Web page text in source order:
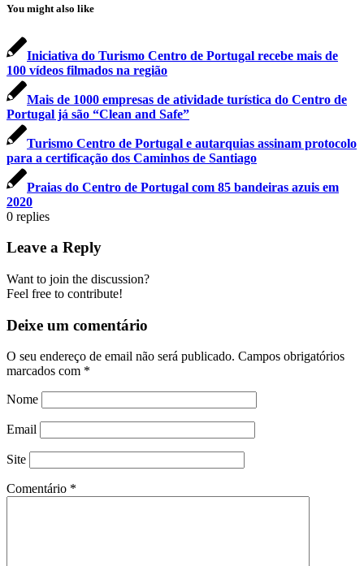
You might also like
Iniciativa do Turismo Centro de Portugal recebe mais de
100 vídeos filmados na região
Mais de 1000 empresas de atividade turística do Centro de
Portugal já são “Clean and Safe”
Turismo Centro de Portugal e autarquias assinam protocolo
para a certificação dos Caminhos de Santiago
Praias do Centro de Portugal com 85 bandeiras azuis em
2020
0 replies
Leave a Reply
Want to join the discussion?
Feel free to contribute!
Deixe um comentário
O seu endereço de email não será publicado. Campos obrigatórios
marcados com *
Nome
Email
Site
Comentário *